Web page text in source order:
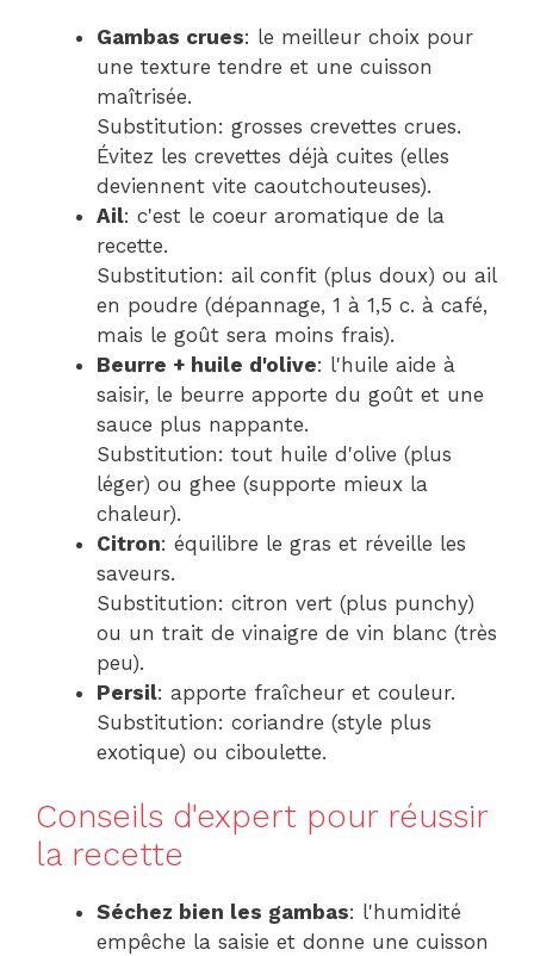
Gambas crues: le meilleur choix pour
une texture tendre et une cuisson
maîtrisée.
Substitution: grosses crevettes crues.
Évitez les crevettes déjà cuites (elles
deviennent vite caoutchouteuses).
Ail: c'est le coeur aromatique de la
recette.
Substitution: ail confit (plus doux) ou ail
en poudre (dépannage, 1 à 1,5 c. à café,
mais le goût sera moins frais).
Beurre + huile d'olive: l'huile aide à
saisir, le beurre apporte du goût et une
sauce plus nappante.
Substitution: tout huile d'olive (plus
léger) ou ghee (supporte mieux la
chaleur).
Citron: équilibre le gras et réveille les
saveurs.
Substitution: citron vert (plus punchy)
ou un trait de vinaigre de vin blanc (très
peu).
Persil: apporte fraîcheur et couleur.
Substitution: coriandre (style plus
exotique) ou ciboulette.
Conseils d'expert pour réussir
la recette
Séchez bien les gambas: l'humidité
empêche la saisie et donne une cuisson